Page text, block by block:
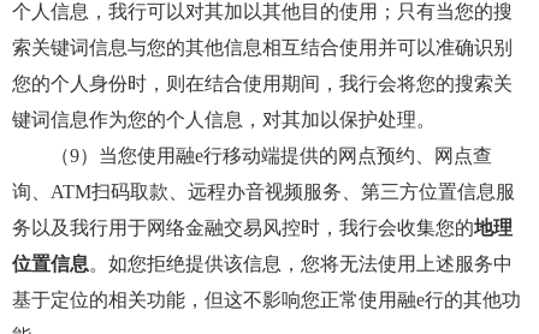
个人信息，我行可以对其加以其他目的使用；只有当您的搜
索关键词信息与您的其他信息相互结合使用并可以准确识别
您的个人身份时，则在结合使用期间，我行会将您的搜索关
键词信息作为您的个人信息，对其加以保护处理。
（9）当您使用融e行移动端提供的网点预约、网点查
询、ATM扫码取款、远程办音视频服务、第三方位置信息服
务以及我行用于网络金融交易风控时，我行会收集您的地理
位置信息。如您拒绝提供该信息，您将无法使用上述服务中
基于定位的相关功能，但这不影响您正常使用融e行的其他功